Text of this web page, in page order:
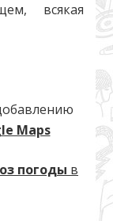
всякая
Maps
погоды в